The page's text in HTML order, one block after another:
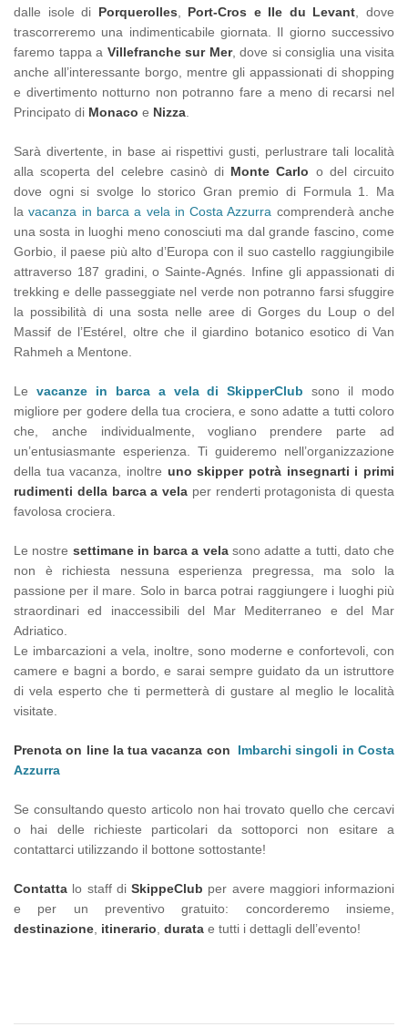
dalle isole di Porquerolles Port-Cros e Ile du Levant , dove
trascorreremo una indimenticabile giornata. Il giorno successivo
faremo tappa a Villefranche sur Mer, dove si consiglia una visita
anche all’interessante borgo, mentre gli appassionati di shopping
e divertimento notturno non potranno fare a meno di recarsi nel
Principato di Monaco e Nizza
Sarà divertente, in base ai rispettivi gusti, perlustrare tali località
alla scoperta del celebre casinò di Monte Carlo o del circuito
dove ogni si svolge lo storico Gran premio di Formula 1. Ma
lavacanza in barca a vela in Costa Azzurra comprenderà anche
una sosta in luoghi meno conosciuti ma dal grande fascino, come
Gorbio, il paese più alto d’Europa con il suo castello raggiungibile
attraverso 187 gradini, o Sainte-Agnés. Infine gli appassionati di
trekking e delle passeggiate nel verde non potranno farsi sfuggire
la possibilità di una sosta nelle aree di Gorges du Loup o del
Massif de l’Estérel, oltre che il giardino botanico esotico di Van
Rahmeh a Mentone.
Le vacanze in barca a vela di SkipperClub sono il modo
migliore per godere della tua crociera, e sono adatte a tutti coloro
che, anche individualmente, vogliano prendere parte ad
un’entusiasmante esperienza. Ti guideremo nell’organizzazione
della tua vacanza, inoltre uno skipper potrà insegnarti i primi
rudimenti della barca a vela per renderti protagonista di questa
favolosa crociera.
Le nostre settimane in barca a velasono adatte a tutti, dato che
non è richiesta nessuna esperienza pregressa, ma solo la
passione per il mare. Solo in barca potrai raggiungere i luoghi più
straordinari ed inaccessibili del Mar Mediterraneo e del Mar
Adriatico.
Le imbarcazioni a vela, inoltre, sono moderne e confortevoli, con
camere e bagni a bordo, e sarai sempre guidato da un istruttore
di vela esperto che ti permetterà di gustare al meglio le località
visitate.
Prenota on line la tua vacanza con Imbarchi singoli in Costa
Azzurra
Se consultando questo articolo non hai trovato quello che cercavi
o hai delle richieste particolari da sottoporci non esitare a
contattarci utilizzando il bottone sottostante!
Contatta lo staff diSkippeClub per avere maggiori informazioni
e per un preventivo gratuito: concorderemo insieme,
destinazione itinerario durata e tutti i dettagli dell’evento!